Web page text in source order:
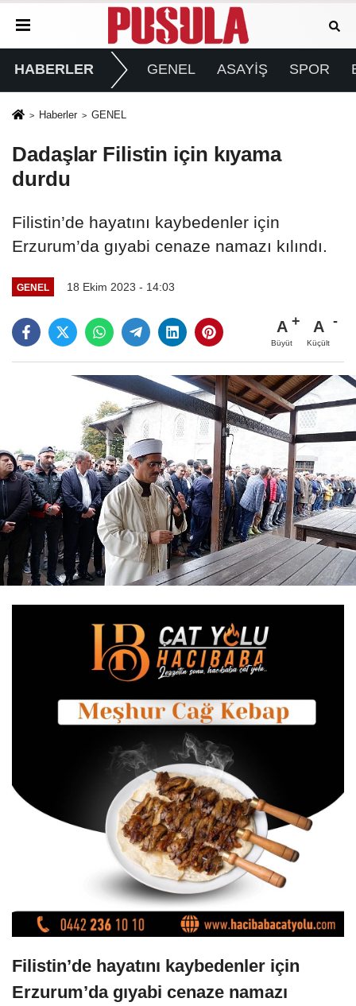
HABERLER GENEL ASAYİŞ SPOR
Haberler GENEL
Dadaşlar Filistin için kıyama
durdu
Filistin’de hayatını kaybedenler için
Erzurum’da gıyabi cenaze namazı kılındı.
GENEL 18 Ekim 2023 - 14:03
A
Büyüt
A
Küçült
Filistin’de hayatını kaybedenler için
Erzurum’da gıyabi cenaze namazı